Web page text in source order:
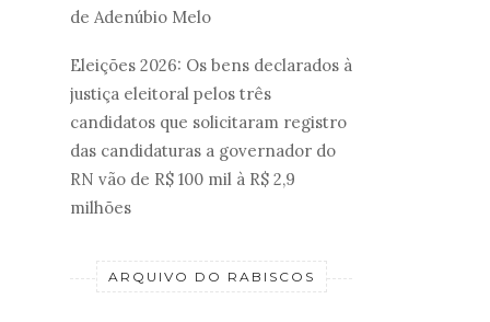
de Adenúbio Melo
Eleições 2026: Os bens declarados à
justiça eleitoral pelos três
candidatos que solicitaram registro
das candidaturas a governador do
RN vão de R$ 100 mil à R$ 2,9
milhões
ARQUIVO DO RABISCOS